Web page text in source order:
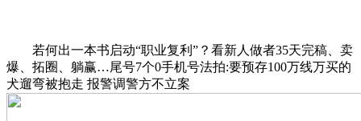
若何出一本书启动“职业复利”？看新人做者35天完稿、卖
爆、拓圈、躺赢…尾号7个0手机号法拍:要预存100万线万买的
犬遛弯被抱走 报警调警方不立案